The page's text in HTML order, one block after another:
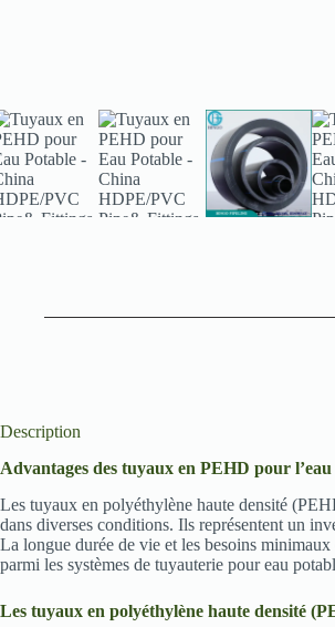
Description
Advantages des tuyaux en PEHD pour
Les tuyaux en polyéthylène haute densité
dans diverses conditions. Ils représentent un
La longue durée de vie et les besoins
parmi les systèmes de tuyauterie pour eau
Les tuyaux en polyéthylène haute densité